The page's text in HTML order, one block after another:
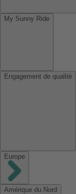
My Sunny Ride
Engagement de qualité
Europe
Amérique du Nord